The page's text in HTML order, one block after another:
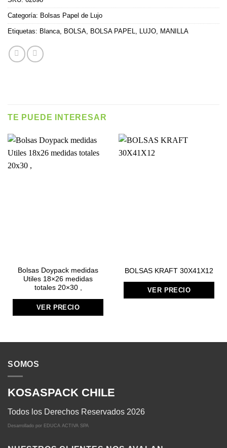
Categoría: Bolsas Papel de Lujo
Etiquetas: Blanca BOLSA BOLSA PAPEL LUJO MANILLA
TE PUEDE INTERESAR
Bolsas Doypack medidas
Utiles 18×26 medidas
totales 20×30 ,
VER PRECIO
BOLSAS KRAFT 30X41X12
VER PRECIO
SOMOS
KOSASPACK CHILE
Todos los Derechos Reservados 2026
Desarrollado por EDUCA ACTIVA SPA